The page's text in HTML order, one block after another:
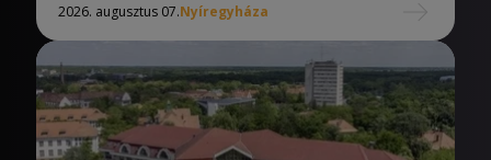
2026. augusztus 07.Nyíregyháza